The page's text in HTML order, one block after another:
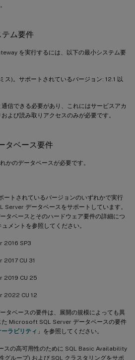
ム要件
を実行するには、以下の最小システム要
)。サポートされているバージョン: 12.1 以
信できる必要があり、これにはサービスアカ
よび読み取りアクセスのみが必要です。
タベース要件
かのデータベースが必要です。
ートされているバージョンのいずれかで実行
データベースをサポートしています。
ベースとそのハードウェア要件の詳細につ
メントを参照してください。
2016 SP3
CU 31
2019 CU 25
2022 CU 12
タベースの要件は、展開の規模によっても異
た Microsoft SQL Server データベースの要件
ーラビリティ 」を参照してください。
スの高可用性のために SQL Basic Availability
ループ) および SQL クラスタリングをサポ